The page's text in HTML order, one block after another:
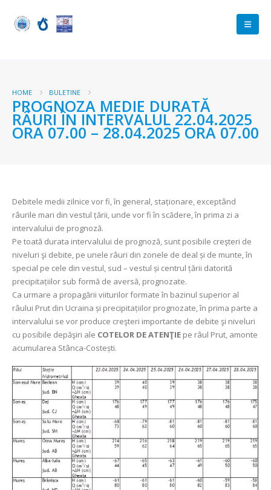
HOME BULETINE
PROGNOZA MEDIE DURATĂ
RÂURI ÎN INTERVALUL 22.04.2025
ORA 07.00 – 28.04.2025 ORA 07.00
Debitele medii zilnice vor fi, în general, staționare, exceptând
râurile mari din vestul țării, unde vor fi în scădere, în prima zi a
intervalului de prognoză.
Pe toată durata intervalului de prognoză, sunt posibile creşteri de
niveluri şi debite, pe unele râuri din zonele de deal și de munte, în
special pe cele din vestul, sud – vestul și centrul țării datorită
precipitațiilor sub formă de aversă, prognozate.
Ca urmare a propagării viiturilor formate în bazinul superior al
râului Prut din Ucraina și precipitațiilor prognozate, în prima parte a
intervalului se vor produce creşteri importante de debite şi niveluri
cu posibile depăşiri ale COTELOR DE ATENŢIE pe râul Prut, amonte
acumularea Stânca-Costești.